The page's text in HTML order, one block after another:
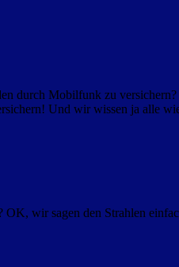
durch Mobilfunk zu
Und wir wissen ja alle
wir sagen den Strahlen